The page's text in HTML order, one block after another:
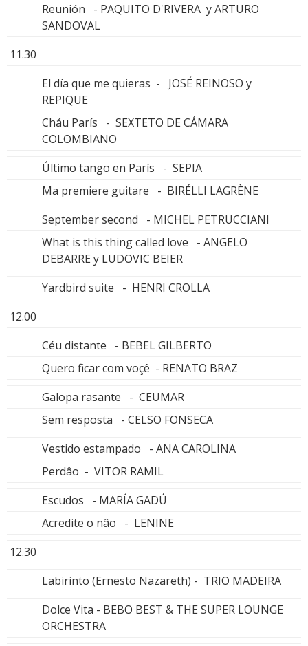
Reunión - PAQUITO D'RIVERA y ARTURO
SANDOVAL
11.30
El día que me quieras - JOSÉ REINOSO y
REPIQUE
Cháu París - SEXTETO DE CÁMARA
COLOMBIANO
Último tango en París - SEPIA
Ma premiere guitare - BIRÉLLI LAGRÈNE
September second - MICHEL PETRUCCIANI
What is this thing called love - ANGELO
DEBARRE y LUDOVIC BEIER
Yardbird suite - HENRI CROLLA
12.00
Céu distante - BEBEL GILBERTO
Quero ficar com voçê - RENATO BRAZ
Galopa rasante - CEUMAR
Sem resposta - CELSO FONSECA
Vestido estampado - ANA CAROLINA
Perdâo - VITOR RAMIL
Escudos - MARÍA GADÚ
Acredite o nâo - LENINE
12.30
Labirinto (Ernesto Nazareth) - TRIO MADEIRA
Dolce Vita - BEBO BEST & THE SUPER LOUNGE
ORCHESTRA